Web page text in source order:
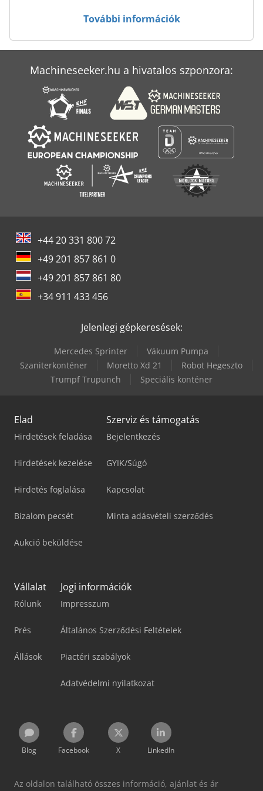
Case Ih Mxm 130
Case Ih Puma 180
Case Ih Puma 230 Cvx
További információk
Machineseeker.hu a hivatalos szponzora:
+44 20 331 800 72
+49 201 857 861 0
+49 201 857 861 80
+34 911 433 456
Jelenlegi gépkeresések:
Mercedes Sprinter
Vákuum Pumpa
Szaniterkonténer
Moretto Xd 21
Robot Hegeszto
Trumpf Trupunch
Speciális konténer
Elad
Hirdetések feladása
Hirdetések kezelése
Hirdetés foglalása
Bizalom pecsét
Aukció beküldése
Szerviz és támogatás
Bejelentkezés
GYIK/Súgó
Kapcsolat
Minta adásvételi szerződés
Vállalat
Rólunk
Prés
Állások
Jogi információk
Impresszum
Általános Szerződési Feltételek
Piactéri szabályok
Adatvédelmi nyilatkozat
Blog Facebook X LinkedIn
Az oldalon található összes információ, ajánlat és ár